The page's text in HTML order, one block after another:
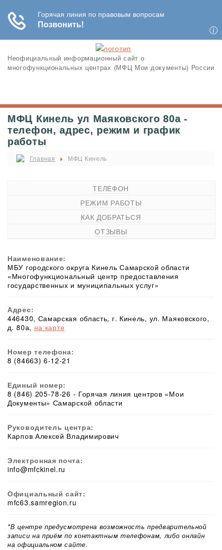
Неофициальный информационный сайт о
многофункциональных центрах (МФЦ Мои документы) России
МФЦ Кинель ул Маяковского 80а -
телефон, адрес, режим и график
работы
Главная МФЦ Кинель
ТЕЛЕФОН
РЕЖИМ РАБОТЫ
КАК ДОБРАТЬСЯ
ОТЗЫВЫ
Наименование:
МБУ городского округа Кинель Самарской области
«Многофункциональный центр предоставления
государственных и муниципальных услуг»
Адрес:
446430, Самарская область, г. Кинель, ул. Маяковского,
д. 80а, на карте
Номер телефона:
8 (84663) 6-12-21
Единый номер:
8 (846) 205-78-26 - Горячая линия центров «Мои
Документы» Самарской области
Руководитель центра:
Карпов Алексей Владимирович
Электронная почта:
info@mfckinel.ru
Официальный сайт:
mfc63.samregion.ru
*В центре предусмотрена возможность предварительной
записи на приём по контактным телефонам, либо онлайн
на официальном сайте.